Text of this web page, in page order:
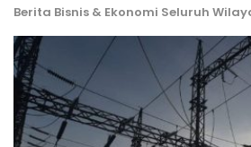
Berita Bisnis & Ekonomi Seluruh